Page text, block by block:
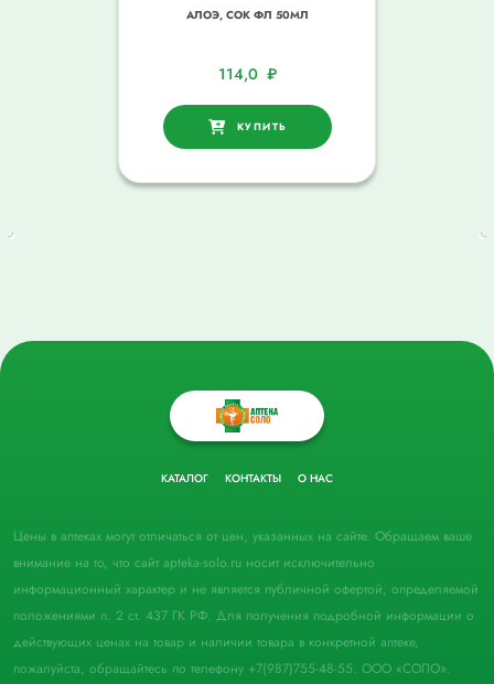
АЛОЭ, СОК ФЛ 50МЛ
114,0 ₽
КУПИТЬ
КАТАЛОГ КОНТАКТЫ О НАС
Цены в аптеках могут отличаться от цен, указанных на сайте. Обращаем ваше
внимание на то, что сайт apteka-solo.ru носит исключительно
информационный характер и не является публичной офертой, определяемой
положениями п. 2 ст. 437 ГК РФ. Для получения подробной информации о
действующих ценах на товар и наличии товара в конкретной аптеке,
пожалуйста, обращайтесь по телефону +7(987)755-48-55. ООО «СОЛО».